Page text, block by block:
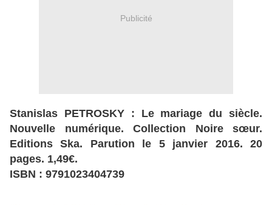
Publicité
Stanislas PETROSKY : Le mariage du siècle.
Nouvelle numérique. Collection Noire sœur.
Editions Ska. Parution le 5 janvier 2016. 20
pages. 1,49€.
ISBN : 9791023404739